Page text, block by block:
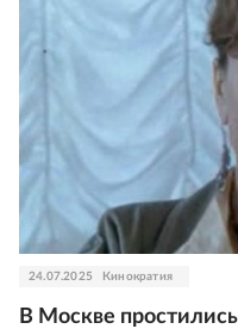
24.07.2025 Кинократия
В Москве